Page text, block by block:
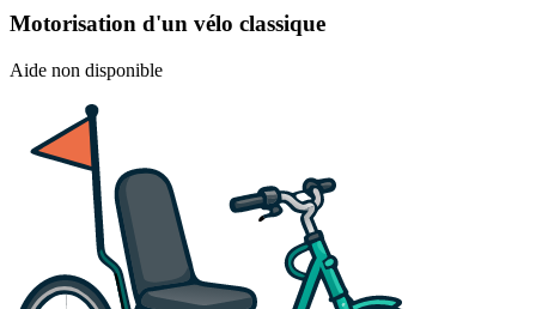
Motorisation d'un vélo classique
Aide non disponible